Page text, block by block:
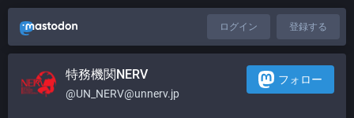
ログイン 登録する
特務機関NERV
@UN_NERV@unnerv.jp
フォロー